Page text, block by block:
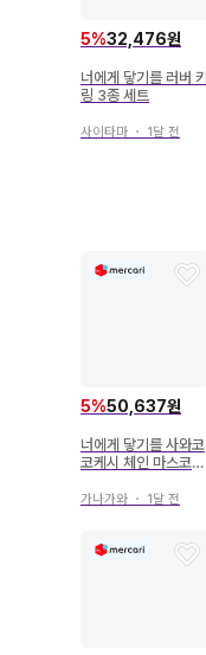
5%32,476원
너에게 닿기를 러버 키
링 3종 세트
사이타마 ・ 1달 전
5%50,637원
너에게 닿기를 사와코
코케시 체인 마스코트
트
가나가와 ・ 1달 전